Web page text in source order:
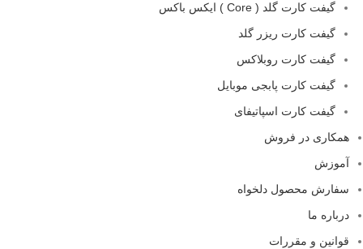
گیفت کارت گلد ( Core ) ایکس باکس
گیفت کارت ریزر گلد
گیفت کارت روبلاکس
گیفت کارت پابجی موبایل
گیفت کارت اسپاتیفای
همکاری در فروش
آموزش
سفارش محصول دلخواه
درباره ما
قوانین و مقررات